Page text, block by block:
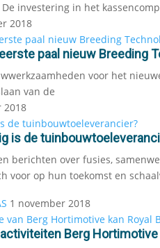
investering in het
2018
paal nieuw Breeding
voor het
van de
2018
is de
berichten over fusies,
voor op hun toekomst en
1 november 2018
Berg